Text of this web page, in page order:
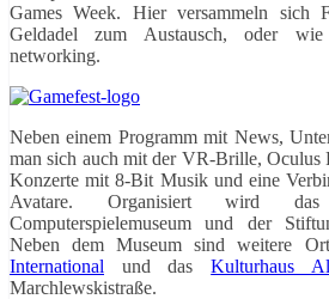
Games Week. Hier versammeln sich
Geldadel zum Austausch, oder
networking.
Neben einem Programm mit News,
man sich auch mit der VR-Brille, Oculus
Konzerte mit 8-Bit Musik und eine
Avatare. Organisiert wird
Computerspielemuseum und der
Neben dem Museum sind weitere
International und dasKulturhaus
Marchlewskistraße.